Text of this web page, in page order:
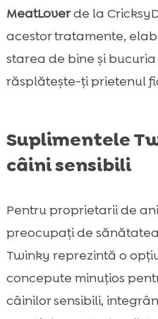
MeatLoverde la
acestor tratamente,
starea de bine și
răsplătește-ți prietenul
Suplimentele
câini sensibili
Pentru proprietarii de
preocupați de
Twinky reprezintă o
concepute minuțios
câinilor sensibili,